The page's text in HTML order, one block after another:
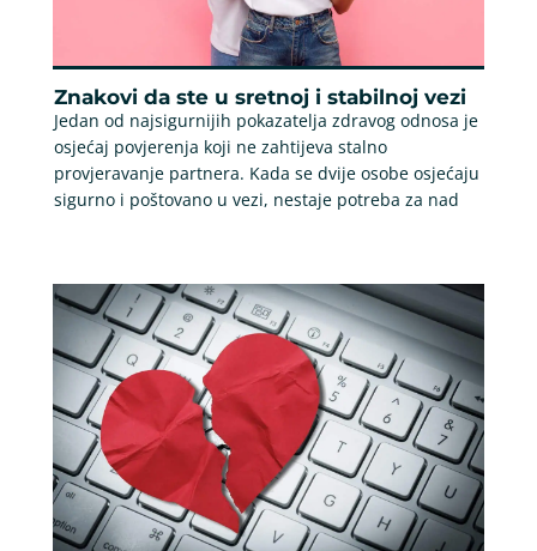
Znakovi da ste u sretnoj i stabilnoj vezi
Jedan od najsigurnijih pokazatelja zdravog odnosa je
osjećaj povjerenja koji ne zahtijeva stalno
provjeravanje partnera. Kada se dvije osobe osjećaju
sigurno i poštovano u vezi, nestaje potreba za nad